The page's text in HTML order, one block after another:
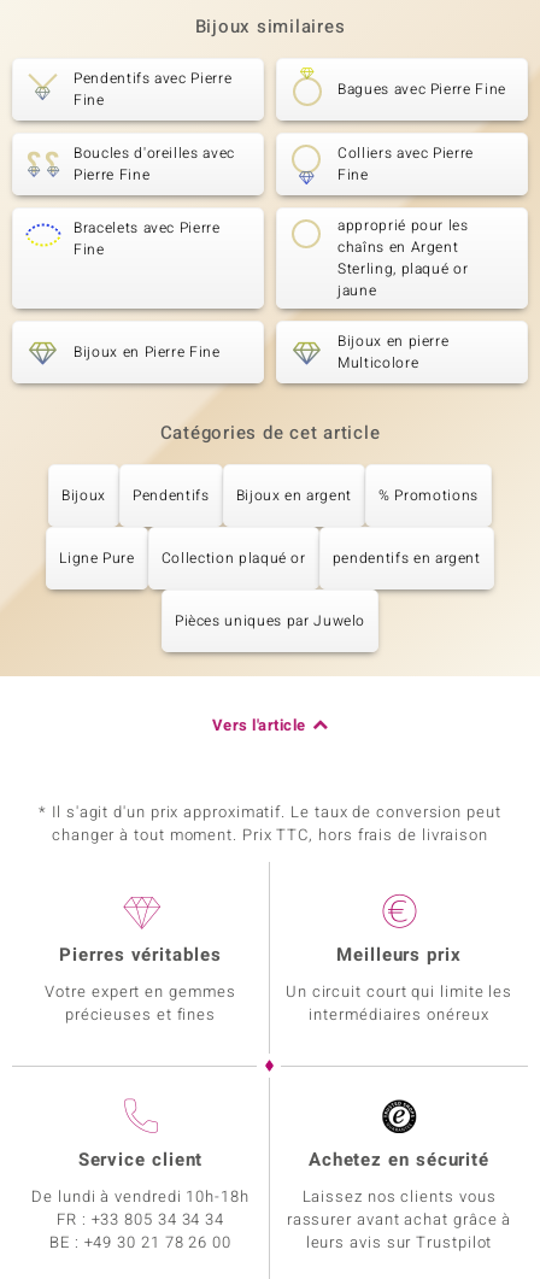
Bijoux similaires
Pendentifs avec Pierre
Fine
Bagues avec Pierre Fine
Boucles d'oreilles avec
Pierre Fine
Colliers avec Pierre
Fine
Bracelets avec Pierre
Fine
approprié pour les
chaîns en Argent
Sterling, plaqué or
jaune
Bijoux en Pierre Fine
Bijoux en pierre
Multicolore
Catégories de cet article
Bijoux Pendentifs Bijoux en argent % Promotions
Ligne Pure Collection plaqué or pendentifs en argent
Pièces uniques par Juwelo
Vers l'article
* Il s'agit d'un prix approximatif. Le taux de conversion peut
changer à tout moment. Prix TTC, hors frais de livraison
Pierres véritables
Votre expert en gemmes
précieuses et fines
Meilleurs prix
Un circuit court qui limite les
intermédiaires onéreux
Service client
De lundi à vendredi 10h-18h
FR : +33 805 34 34 34
BE : +49 30 21 78 26 00
Achetez en sécurité
Laissez nos clients vous
rassurer avant achat grâce à
leurs avis sur Trustpilot